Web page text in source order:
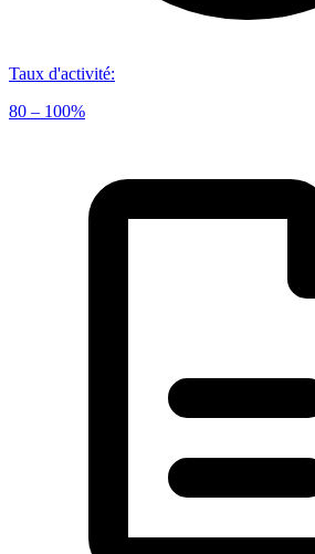
Taux d'activité:
80 – 100%